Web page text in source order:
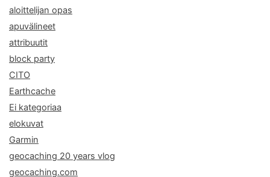
aloittelijan opas
apuvälineet
attribuutit
block party
CITO
Earthcache
Ei kategoriaa
elokuvat
Garmin
geocaching 20 years vlog
geocaching.com